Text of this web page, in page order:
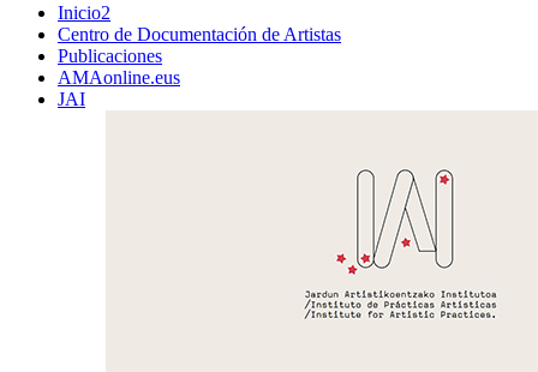
Inicio2
Centro de Documentación de Artistas
Publicaciones
AMAonline.eus
JAI